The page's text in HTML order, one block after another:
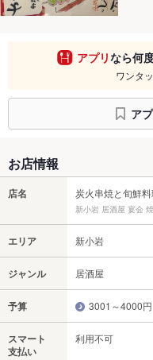
アプリなら何
ワンタ
ア
お店情報
店名 炭火串焼と旬鮮
新小岩 居酒屋 宴会
エリア 新小岩
ジャンル 居酒屋
予算 3001～4000円
スマート
支払い
利用不可